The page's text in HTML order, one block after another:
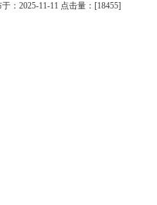
：2025-11-11 点击量：[18455]